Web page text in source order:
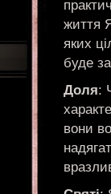
життя
яких
буде
Доля:
вони